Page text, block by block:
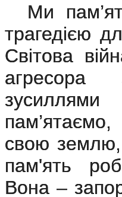
Ми
трагедією
Світова
агресора
зусиллями
свою
пам'ять
Вона –